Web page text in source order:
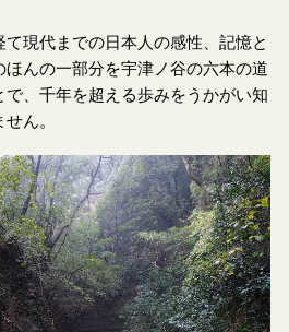
現代までの日本人の感性、記憶と
んの一部分を宇津ノ谷の六本の道
、千年を超える歩みをうかがい知
ん。